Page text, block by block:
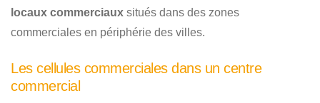
locaux commerciaux situés dans des zones
commerciales en périphérie des villes.
Les cellules commerciales dans un centre
commercial